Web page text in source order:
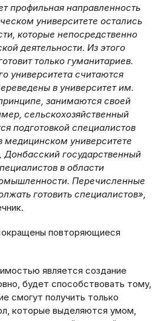
профильная направленность
университете остались
которые непосредственно
деятельности. Из этого
только гуманитариев.
университета считаются
в университет им.
занимаются своей
сельскохозяйственный
подготовкой специалистов
медицинском университете
Донбасский государственный
в области
Перечисленные
готовить специалистов»,
повторяющиеся
является создание
будет способствовать тому,
смогут получить только
которые выделяются умом,